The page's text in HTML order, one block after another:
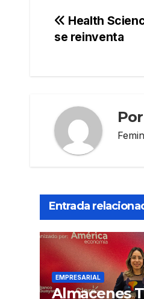
Health
se reinventa
Entrada
EMPRESARIAL
Almacenes